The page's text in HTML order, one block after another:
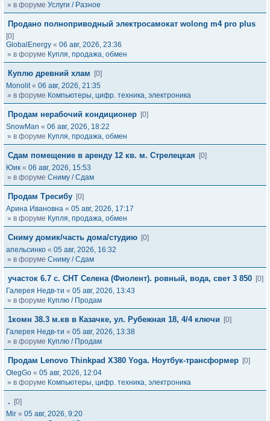
» в форуме Услуги / Разное
Продано полноприводный электросамокат wolong m4 pro plus
[0]
GlobalEnergy « 06 авг, 2026, 23:36
» в форуме Купля, продажа, обмен
Куплю древний хлам
[0]
Monolit« 06 авг, 2026, 21:35
» в форуме Компьютеры, цифр. техника, электроника
Продам нерабочий кондиционер [0]
SnowMan « 06 авг, 2026, 18:22
» в форуме Купля, продажа, обмен
Сдам помещение в аренду 12 кв. м. Стрелецкая
[0]
Юик « 06 авг, 2026, 15:53
» в форуме Сниму / Сдам
Продам Тресибу [0]
Арина Ивановна « 05 авг, 2026, 17:17
» в форуме Купля, продажа, обмен
Сниму домик/часть дома/студию [0]
апельсинко « 05 авг, 2026, 16:32
» в форуме Сниму / Сдам
участок 6.7 с. СНТ Селена (Фиолент). ровный, вода, свет 3 850 [0]
Галерея Недв-ти « 05 авг, 2026, 13:43
» в форуме Куплю / Продам
1комн 38.3 м.кв в Казачке, ул. Рубежная 18, 4/4 ключи
[0]
Галерея Недв-ти « 05 авг, 2026, 13:38
» в форуме Куплю / Продам
Продам Lenovo Thinkpad X380 Yoga. Ноутбук-трансформер [0]
OlegGo « 05 авг, 2026, 12:04
» в форуме Компьютеры, цифр. техника, электроника
.
[0]
Mir « 05 авг, 2026, 9:20